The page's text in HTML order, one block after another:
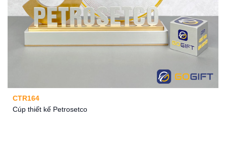
CTR164
Cúp thiết kế Petrosetco